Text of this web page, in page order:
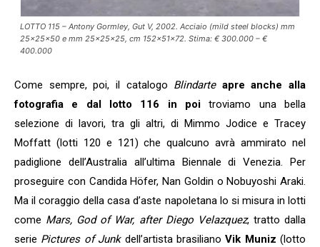
LOTTO 115 – Antony Gormley, Gut V, 2002. Acciaio (mild steel blocks) mm
25x25x50 e mm 25x25x25, cm 152x51x72. Stima: € 300.000 – €
400.000
Come sempre, poi, il catalogo Blindarte apre anche alla
fotografia e dal lotto 116 in poi troviamo una bella
selezione di lavori, tra gli altri, di Mimmo Jodice e Tracey
Moffatt (lotti 120 e 121) che qualcuno avrà ammirato nel
padiglione dell’Australia all’ultima Biennale di Venezia. Per
proseguire con Candida Höfer, Nan Goldin o Nobuyoshi Araki.
Ma il coraggio della casa d’aste napoletana lo si misura in lotti
come Mars, God of War, after Diego Velazquez, tratto dalla
serie Pictures of Junkdell’artista brasilianoVik Muniz (lotto